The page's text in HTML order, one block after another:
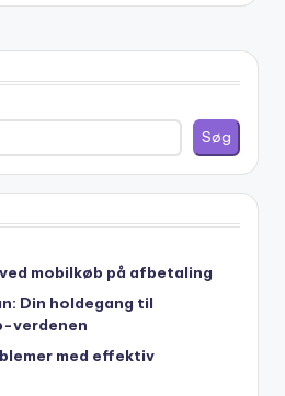
Søg
mobilkøb på afbetaling
Din holdegang til
verdenen
med effektiv